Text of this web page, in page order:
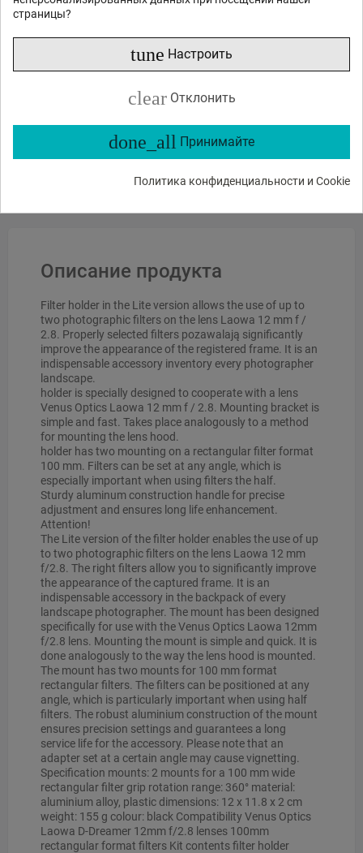
страницы?
tune Настроить
clear Отклонить
done_all Принимайте
Политика конфиденциальности и Cookie
Есть в наличии? Акции и скидки?
Описание продукта
Filter holder in the Lite version allows the use of up to
two photographic filters on the lens Laowa 12 mm f /
2.8. Properly selected filters pozawalają significantly
improve the appearance of the registered frame. It is an
indispensable accessory inventory every photographer
landscape.
holder is specially designed to cooperate with a lens
Venus Optics Laowa 12 mm f / 2.8. Mounting bracket is
simple and fast. Takes place analogously to a method
for mounting the lens hood.
holder has two mounting on a rectangular filter format
100 mm. Filters can be set at any angle, which is
especially important when using filters the half.
Sturdy aluminum construction handle for precise
adjustment and ensures long life enhancement.
Attention!
The Lite version of the filter holder enables the use of up
to two photographic filters on the lens Laowa 12 mm
f/2.8. The right filters allow you to significantly improve
the appearance of the captured frame. It is an
indispensable accessory in the backpack of every
landscape photographer. The mount has been designed
specifically for use with the Venus Optics Laowa 12mm
f/2.8 lens. Mounting the mount is simple and quick. It is
done analogously to the way the lens hood is mounted.
The mount has two mounts for 100 mm format
rectangular filters. The filters can be positioned at any
angle, which is particularly important when using half
filters. The robust aluminium construction of the mount
ensures precision settings and guarantees a long
service life for the accessory. Please note that an
adapter set at a certain angle may cause vignetting.
Specification mounts: 2 mounts for a 100 mm wide
rectangular filter grip rotation range: 360° material:
aluminium alloy, plastic dimensions: 12 x 11.8 x 2 cm
weight: 155 g colour: black Compatibility Venus Optics
Laowa D-Dreamer 12mm f/2.8 lenses 100mm
rectangular format filters Kit contents filter holder